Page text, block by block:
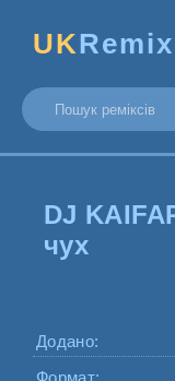
UK
DJ
чух
Додано:
Формат: